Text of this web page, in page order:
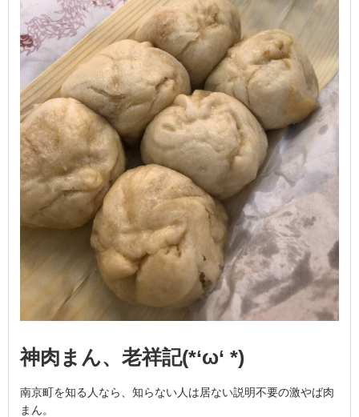
神肉まん、老祥記(*‘ω‘ *)
南京町を知る人なら、知らない人は居ない説明不要の激やば肉
まん。